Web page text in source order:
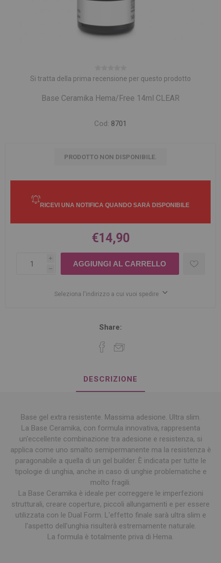
Si tratta della prima recensione per questo prodotto
Base Ceramika Hema/Free 14ml CLEAR
Cod: 8701
PRODOTTO NON DISPONIBILE.
€14,90
i
h
Seleziona l'indirizzo a cui vuoi spedire
Share:
DESCRIZIONE
Base gel extra resistente. Massima adesione. Ultra slim.
La Base Ceramika, con formula innovativa, rappresenta
un'eccellente combinazione tra adesione e resistenza, si
applica come uno smalto semipermanente ma la resistenza è
paragonabile a quella di un gel builder. È indicata per tutte le
tipologie di unghia, anche in caso di unghie problematiche e
molto fragili.
La Base Ceramika è ideale per correggere le imperfezioni
strutturali, creare coperture, piccoli allungamenti e per essere
utilizzata con le Dual Form. L'effetto finale sarà ultra slim e
l'aspetto dell'unghia risulterà estremamente naturale.
La formula è totalmente priva di Hema.